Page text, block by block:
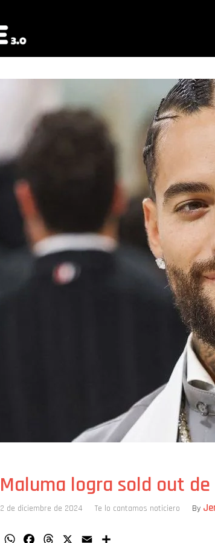
Maluma logra sold out
2 de diciembre de 2024 Te lo cantamos noticiero By
WhatsAppFacebookThreads Email